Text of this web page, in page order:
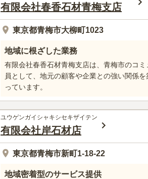
有限会社春香石材青梅支店
東京都青梅市大柳町1023
地域に根ざした業務
有限会社春香石材青梅支店は、青梅市のコ
員として、地元の顧客や企業との強い関係
っています。
ユウゲンガイシャキシセキザイテン
有限会社岸石材店
東京都青梅市新町1-18-22
地域密着型のサービス提供